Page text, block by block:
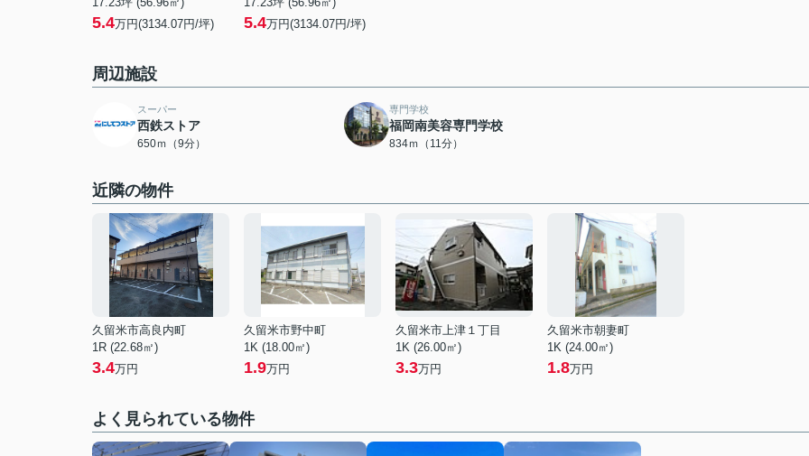
5.4万円(3134.07円/坪) 5.4万円(3134.07円/坪)
周辺施設
スーパー
西鉄ストア
650ｍ（9分）
専門学校
福岡南美容専門学校
834ｍ（11分）
近隣の物件
久留米市高良内町
1R (22.68㎡)
3.4万円
久留米市野中町
1K (18.00㎡)
1.9万円
久留米市上津１丁目
1K (26.00㎡)
3.3万円
久留米市朝妻町
1K (24.00㎡)
1.8万円
よく見られている物件